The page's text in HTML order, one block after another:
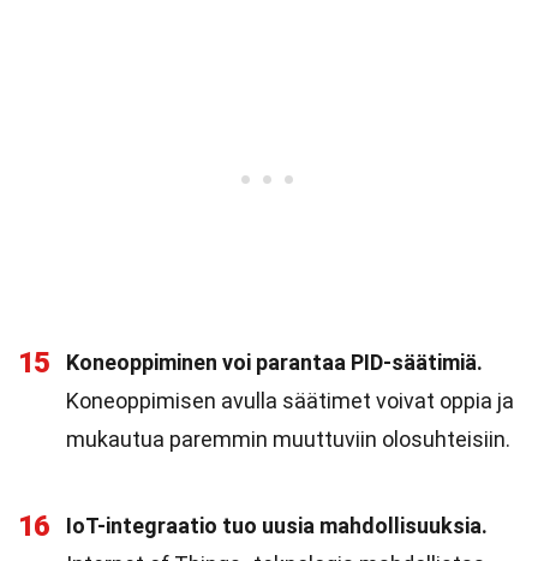
15
Koneoppiminen voi parantaa PID-säätimiä.
Koneoppimisen avulla säätimet voivat oppia ja
mukautua paremmin muuttuviin olosuhteisiin.
16
IoT-integraatio tuo uusia mahdollisuuksia.